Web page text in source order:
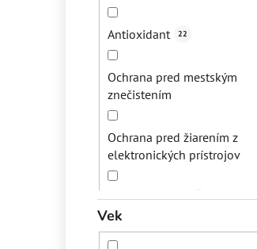
Mestské znečistenie
Starecké/pigmentové škvrny
Dehydrovaná pleť
Bežná denná starostlivosť
Nadmerná tvorba mazu
Jazvičky po akné
Antioxidant 22
Ochrana pred mestským
znečistením
Ochrana pred žiarením z
elektronických prístrojov
Podpora ochra 1
Hydratácia
Vek